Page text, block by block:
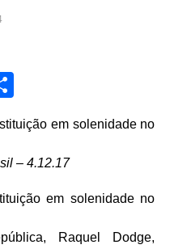
– 4.12.17
em solenidade no
Raquel Dodge,